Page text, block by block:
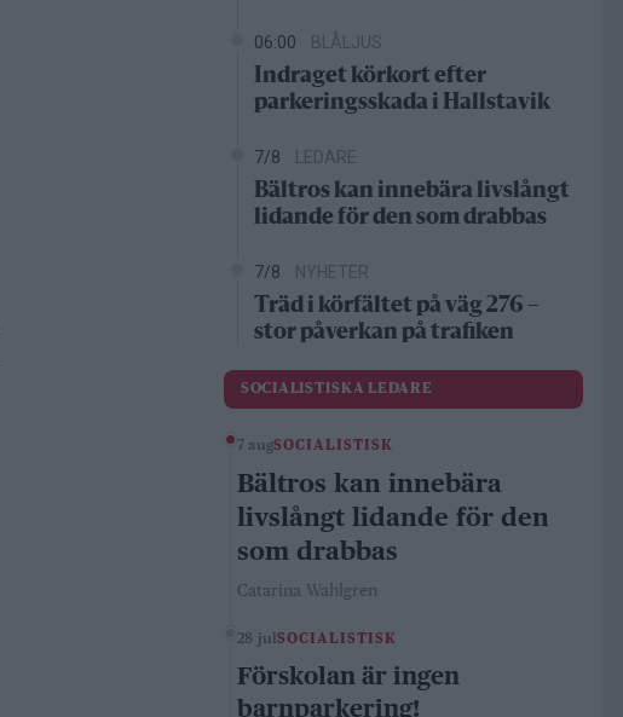
06:00 BLÅLJUS
Indraget körkort efter
parkeringsskada i Hallstavik
7/8 LEDARE
Bältros kan innebära livslångt
lidande för den som drabbas
7/8 NYHETER
Träd i körfältet på väg 276 –
stor påverkan på trafiken
SOCIALISTISKA LEDARE
7 augSOCIALISTISK
Bältros kan innebära
livslångt lidande för den
som drabbas
Catarina Wahlgren
28 julSOCIALISTISK
Förskolan är ingen
barnparkering!